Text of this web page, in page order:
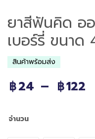
ยาสีฟันคิด อ
เบอร์รี่ ขนาด
สินค้าพร้อมส่ง
฿24 – ฿122
จำนวน